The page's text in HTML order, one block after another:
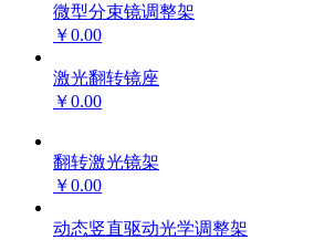
微型分束镜调整架
￥0.00
激光翻转镜座
￥0.00
翻转激光镜架
￥0.00
动态竖直驱动光学调整架